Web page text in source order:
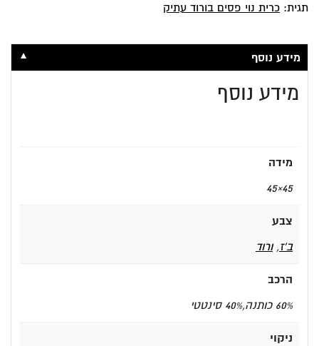
תגית: כרית נוי פסים בורוד עתיק
מידע נוסף ▼
מידע נוסף
מידה
45×45
צבע
ב'ז,ורוד
הרכב
60% כותנה,40% סינטטי
ניקוי